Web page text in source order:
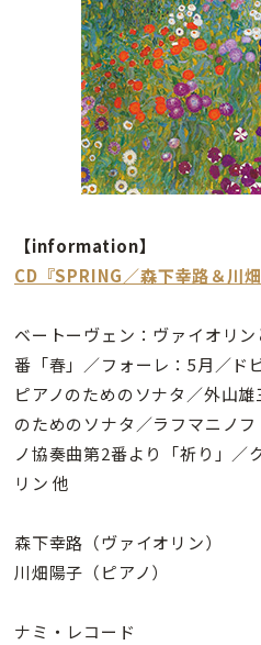
【information】
CD『SPRING／森下幸路＆川畑
ベートーヴェン：ヴァイオリ
番「春」／フォーレ：5月／ド
ピアノのためのソナタ／外山
のためのソナタ／ラフマニノ
ノ協奏曲第2番より「祈り」／
リン 他
森下幸路（ヴァイオリン）
川畑陽子（ピアノ）
ナミ・レコード